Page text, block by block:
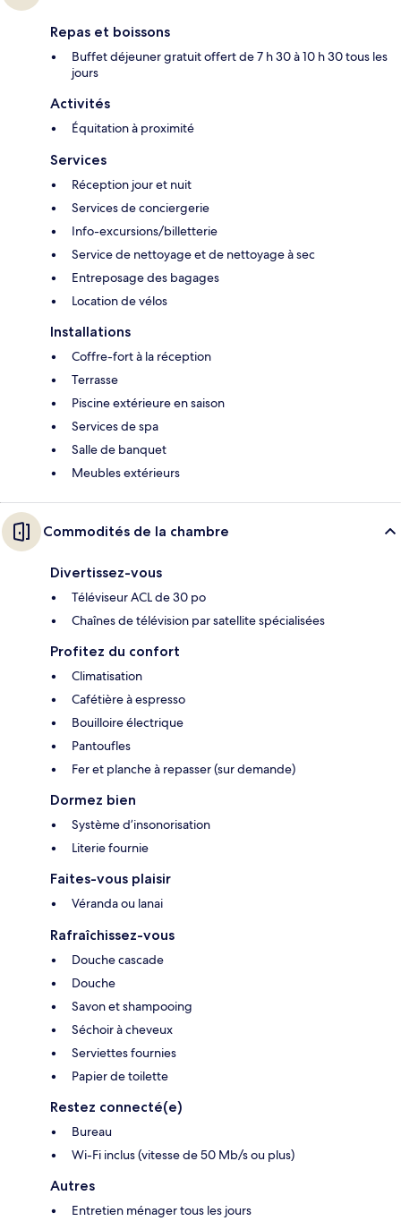
Repas et boissons
Buffet déjeuner gratuit offert de 7 h 30 à 10 h 30 tous les
jours
Activités
Équitation à proximité
Services
Réception jour et nuit
Services de conciergerie
Info-excursions/billetterie
Service de nettoyage et de nettoyage à sec
Entreposage des bagages
Location de vélos
Installations
Coffre-fort à la réception
Terrasse
Piscine extérieure en saison
Services de spa
Salle de banquet
Meubles extérieurs
Commodités de la chambre
Divertissez-vous
Téléviseur ACL de 30 po
Chaînes de télévision par satellite spécialisées
Profitez du confort
Climatisation
Cafétière à espresso
Bouilloire électrique
Pantoufles
Fer et planche à repasser (sur demande)
Dormez bien
Système d’insonorisation
Literie fournie
Faites-vous plaisir
Véranda ou lanai
Rafraîchissez-vous
Douche cascade
Douche
Savon et shampooing
Séchoir à cheveux
Serviettes fournies
Papier de toilette
Restez connecté(e)
Bureau
Wi-Fi inclus (vitesse de 50 Mb/s ou plus)
Autres
Entretien ménager tous les jours